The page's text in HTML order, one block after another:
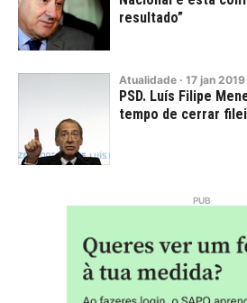
resultado”
Atualidade · 17 jan 2019
PSD. Luís Filipe
tempo de cerrar